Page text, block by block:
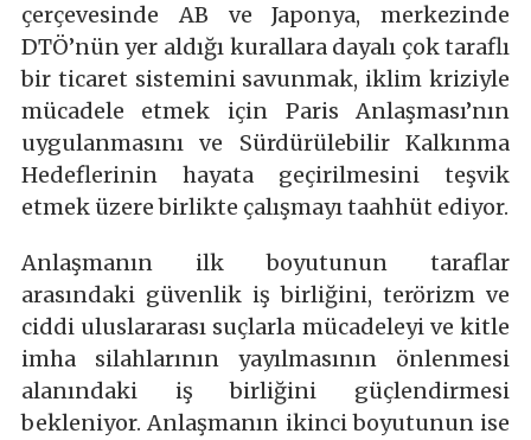
çerçevesinde AB ve Japonya, merkezinde
DTÖ’nün yer aldığı kurallara dayalı çok taraflı
bir ticaret sistemini savunmak, iklim kriziyle
mücadele etmek için Paris Anlaşması’nın
uygulanmasını ve Sürdürülebilir Kalkınma
Hedeflerinin hayata geçirilmesini teşvik
etmek üzere birlikte çalışmayı taahhüt ediyor.
Anlaşmanın ilk boyutunun taraflar
arasındaki güvenlik iş birliğini, terörizm ve
ciddi uluslararası suçlarla mücadeleyi ve kitle
imha silahlarının yayılmasının önlenmesi
alanındaki iş birliğini güçlendirmesi
bekleniyor. Anlaşmanın ikinci boyutunun ise